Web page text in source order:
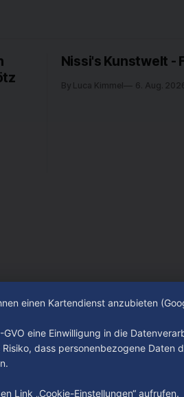
Nissi's Kunstwelt -
By Luca Kimmel 6. Aug.
einen Kartendienst anzubieten
eine Einwilligung in die
dass personenbezogene Daten
Link „Cookie-Einstellungen“ aufrufen.